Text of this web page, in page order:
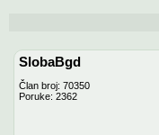
SlobaBgd
Član broj: 70350
Poruke: 2362